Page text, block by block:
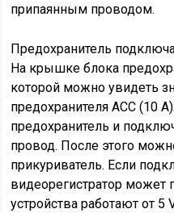
припаянным проводом.
Предохранитель
На крышке блока
которой можно увидеть
предохранителя ACC (10
предохранитель и
провод. После этого
прикуриватель. Если
видеорегистратор может
устройства работают от